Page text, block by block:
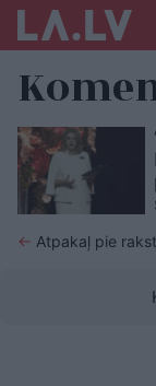
← Atpakaļ pie